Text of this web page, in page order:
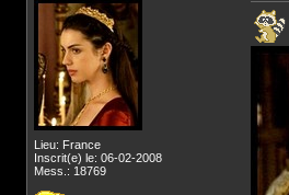
Lieu: France
Inscrit(e) le: 06-02-2008
Mess.: 18769